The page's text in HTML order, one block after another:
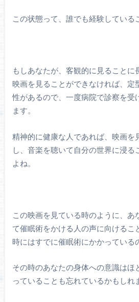
この状態って、誰でも経験している
もしあなたが、客観的に見ることに
映画を見ることができなければ、定
性があるので、一度病院で診察を受
ます。
精神的に健康な人であれば、映画を
し、音楽を聴いて自分の世界に浸る
よね。
この映画を見ている時のように、あ
て催眠術をかける人の声に向けるこ
時にはすでに催眠術にかかっている
その時のあなたの身体への意識はほ
っていることも忘れているかもしれ